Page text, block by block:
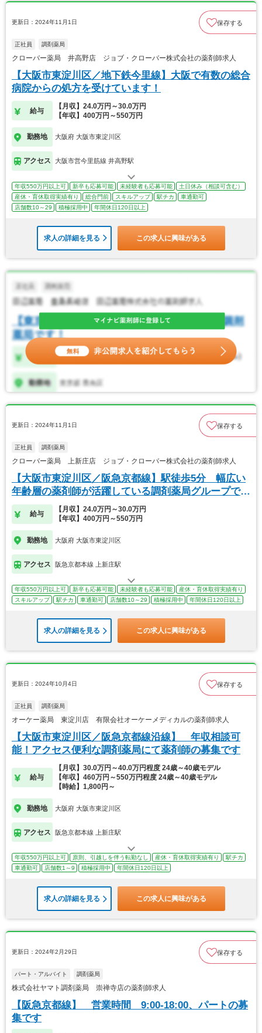
更新日：2024年11月1日 保存する
正社員 調剤薬局
クローバー薬局 井高野店 ジョブ・クローバー株式会社の薬剤師求人
【大阪市東淀川区／地下鉄今里線】大阪で有数の総合
病院からの処方を受けています！
給与
【月収】24.0万円～30.0万円
【年収】400万円～550万円
勤務地 大阪府 大阪市東淀川区
アクセス 大阪市営今里筋線 井高野駅
年収550万円以上可 新卒も応募可能 未経験者も応募可能
土日休み（相談可含む）
産休・育休取得実績有り
総合門前 スキルアップ 駅チカ
車通勤可
店舗数10～29
積極採用中 年間休日120日以上
求人の詳細を見る この求人に興味がある
更新日：2024年11月1日 保存する
正社員 調剤薬局
クローバー薬局 上新庄店 ジョブ・クローバー株式会社の薬剤師求人
【大阪市東淀川区／阪急京都線】駅徒歩5分 幅広い
年齢層の薬剤師が活躍している調剤薬局グループで
す。
給与
【月収】24.0万円～30.0万円
【年収】400万円～550万円
勤務地 大阪府 大阪市東淀川区
アクセス 阪急京都本線 上新庄駅
年収550万円以上可 新卒も応募可能 未経験者も応募可能
産休・育休取得実績有り
スキルアップ
駅チカ 車通勤可 店舗数10～29 積極採用中 年間休日120日以上
求人の詳細を見る この求人に興味がある
更新日：2024年10月4日 保存する
正社員 調剤薬局
オーケー薬局 東淀川店 有限会社オーケーメディカルの薬剤師求人
【大阪市東淀川区／阪急京都線沿線】 年収相談可
能！アクセス便利な調剤薬局にて薬剤師の募集です
給与
【月収】30.0万円～40.0万円程度 24歳～40歳モデル
【年収】460万円～550万円程度 24歳～40歳モデル
【時給】1,800円～
勤務地 大阪府 大阪市東淀川区
アクセス 阪急京都本線 上新庄駅
年収550万円以上可 原則、引越しを伴う転勤なし 産休・育休取得実績有り
駅チカ
車通勤可
店舗数1～9 積極採用中 年間休日120日以上
求人の詳細を見る この求人に興味がある
更新日：2024年2月29日 保存する
パート・アルバイト 調剤薬局
株式会社ヤマト調剤薬局 崇禅寺店の薬剤師求人
【阪急京都線】 営業時間 9:00-18:00、パートの募
集です